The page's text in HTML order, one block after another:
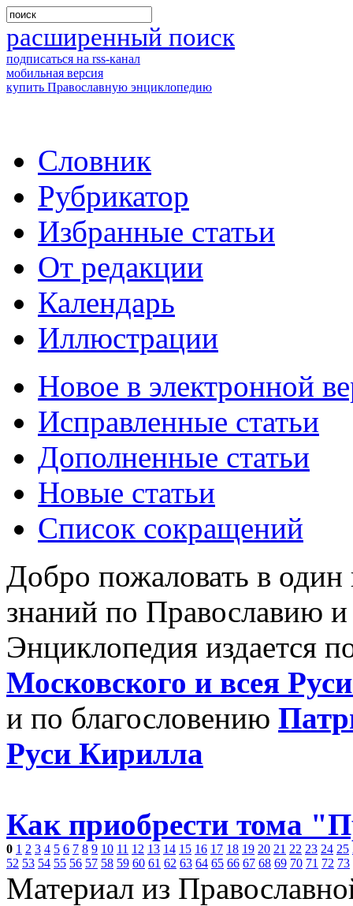
расширенный поиск
подписаться на rss-канал
мобильная версия
купить Православную энциклопедию
Словник
Рубрикатор
Избранные статьи
От редакции
Календарь
Иллюстрации
Новое в электронной
Исправленные статьи
Дополненные статьи
Новые статьи
Список сокращений
Добро пожаловать в
знаний по Православию
Энциклопедия издается
Московского и всея
и по благословению
Руси Кирилла
Как приобрести тома
0 1 2 3 4 5 6 7 8 9 10 11 12 13 14 15 16 17 18 19 20 21 22 23 24 25
52 53 54 55 56 57 58 59 60 61 62 63 64 65 66 67 68 69 70 71 72 73
Материал из